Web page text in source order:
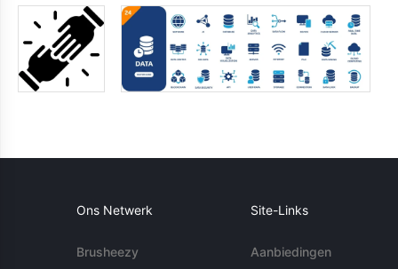
Ons Netwerk
Brusheezy
Site-Links
Aanbiedingen